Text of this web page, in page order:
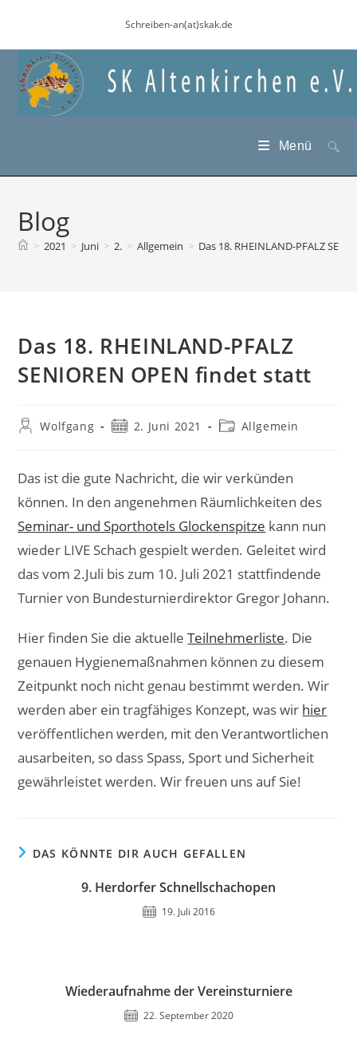
springen
Schreiben-an(at)skak.de
Menü
Blog
> 2021 > Juni > 2. > Allgemein > Das 18. RHEINLAND-PFALZ
Das 18. RHEINLAND-PFALZ
SENIOREN OPEN findet statt
Beitrags-
Wolfgang
Beitrag2. Juni 2021
Beitrags-
Allgemein
Das ist die gute Nachricht, die wir verkünden
können. In den angenehmen Räumlichkeiten des
Seminar- und Sporthotels Glockenspitze kann nun
wieder LIVE Schach gespielt werden. Geleitet wird
das vom 2.Juli bis zum 10. Juli 2021 stattfindende
Turnier von Bundesturnierdirektor Gregor Johann.
Hier finden Sie die aktuelleTeilnehmerliste. Die
genauen Hygienemaßnahmen können zu diesem
Zeitpunkt noch nicht genau bestimmt werden. Wir
werden aber ein tragfähiges Konzept, was wir hier
veröffentlichen werden, mit den Verantwortlichen
ausarbeiten, so dass Spass, Sport und Sicherheit
gewährleistet werden. Wir freuen uns auf Sie!
DAS KÖNNTE DIR AUCH GEFALLEN
9. Herdorfer Schnellschachopen
19. Juli 2016
Wiederaufnahme der Vereinsturniere
22. September 2020